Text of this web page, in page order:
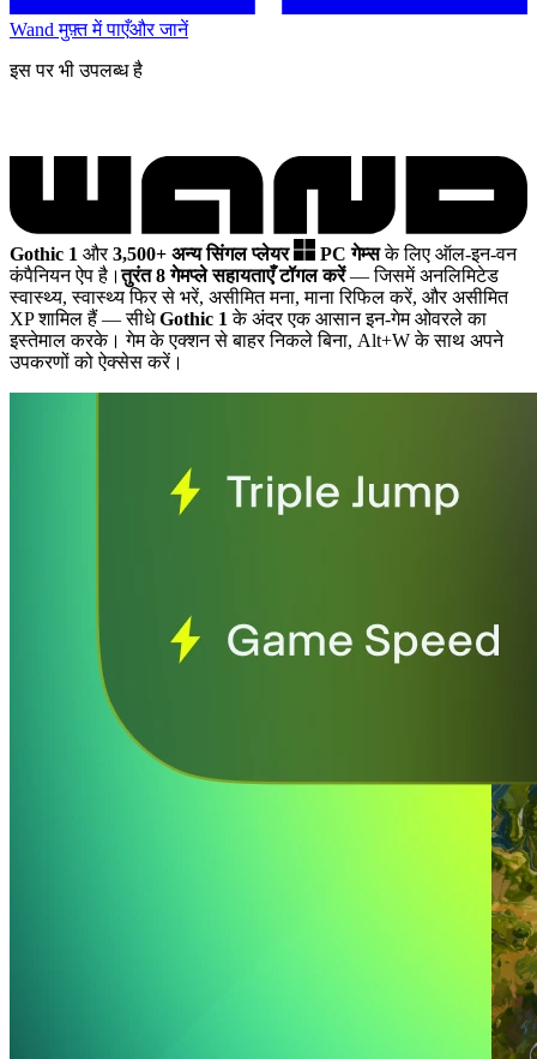
Wand मुफ़्त में पाएँऔर जानें
इस पर भी उपलब्ध है
Gothic 1 और3,500+ अन्य सिंगल प्लेयर PC गेम्सके लिए ऑल-इन-वन
कंपैनियन ऐप है।तुरंत 8 गेमप्ले सहायताएँ टॉगल करें— जिसमें अनलिमिटेड
स्वास्थ्य, स्वास्थ्य फिर से भरें, असीमित मना, माना रिफिल करें, और असीमित
XP शामिल हैं — सीधेGothic 1 के अंदर एक आसान इन-गेम ओवरले का
इस्तेमाल करके। गेम के एक्शन से बाहर निकले बिना, Alt+W के साथ अपने
उपकरणों को ऐक्सेस करें।